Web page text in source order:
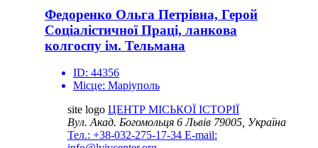
Федоренко Ольга Петрівна, Герой
Соціалістичної Праці, ланкова
колгоспу ім. Тельмана
ID: 44356
Місце: Маріуполь
site logo ЦЕНТР МІСЬКОЇ ІСТОРІЇ
Вул. Акад. Богомольця 6Львів 79005, Україна
Тел.: +38-032-275-17-34 E-mail: